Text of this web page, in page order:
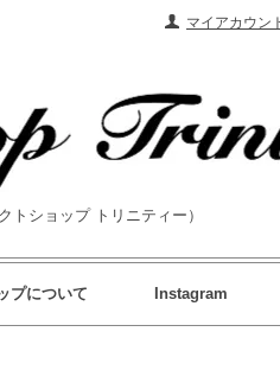
マイアカウン
トショップ トリニティー）
プについて Instagram